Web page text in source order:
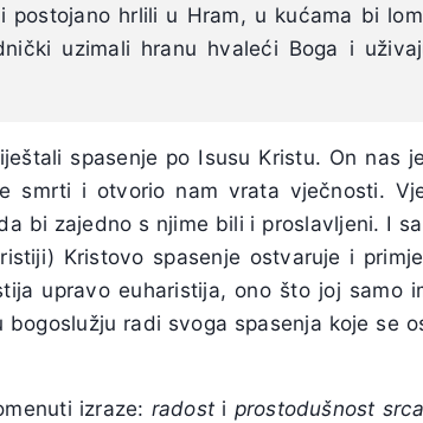
postojano hrlili u Hram, u kućama bi
uzimali hranu hvaleći Boga i
spasenje po Isusu Kristu. On nas
smrti i otvorio nam vrata vječnosti.
bi zajedno s njime bili i proslavljeni. I
Kristovo spasenje ostvaruje i
upravo euharistija, ono što joj samo
radi svoga spasenja koje se
izraze: radost i prostodušnost srca